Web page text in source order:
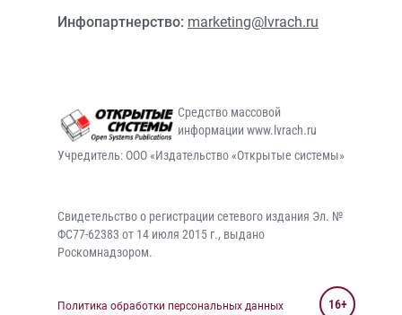
Инфопартнерство: marketing@lvrach.ru
Средство массовой
информации www.lvrach.ru
Учредитель: ООО «Издательство «Открытые системы»
Свидетельство о регистрации сетевого издания Эл. №
ФС77-62383 от 14 июля 2015 г., выдано
Роскомнадзором.
Политика обработки персональных данных 16+